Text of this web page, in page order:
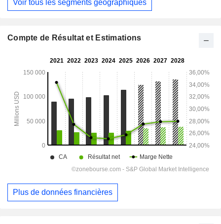
Voir tous les segments géographiques
Compte de Résultat et Estimations
Plus de données financières